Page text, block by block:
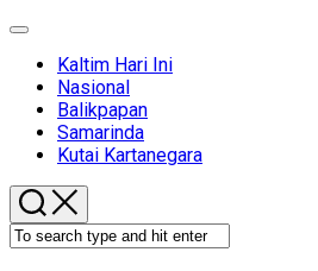
Expand
Kaltim Hari Ini
Nasional
Balikpapan
Samarinda
Kutai Kartanegara